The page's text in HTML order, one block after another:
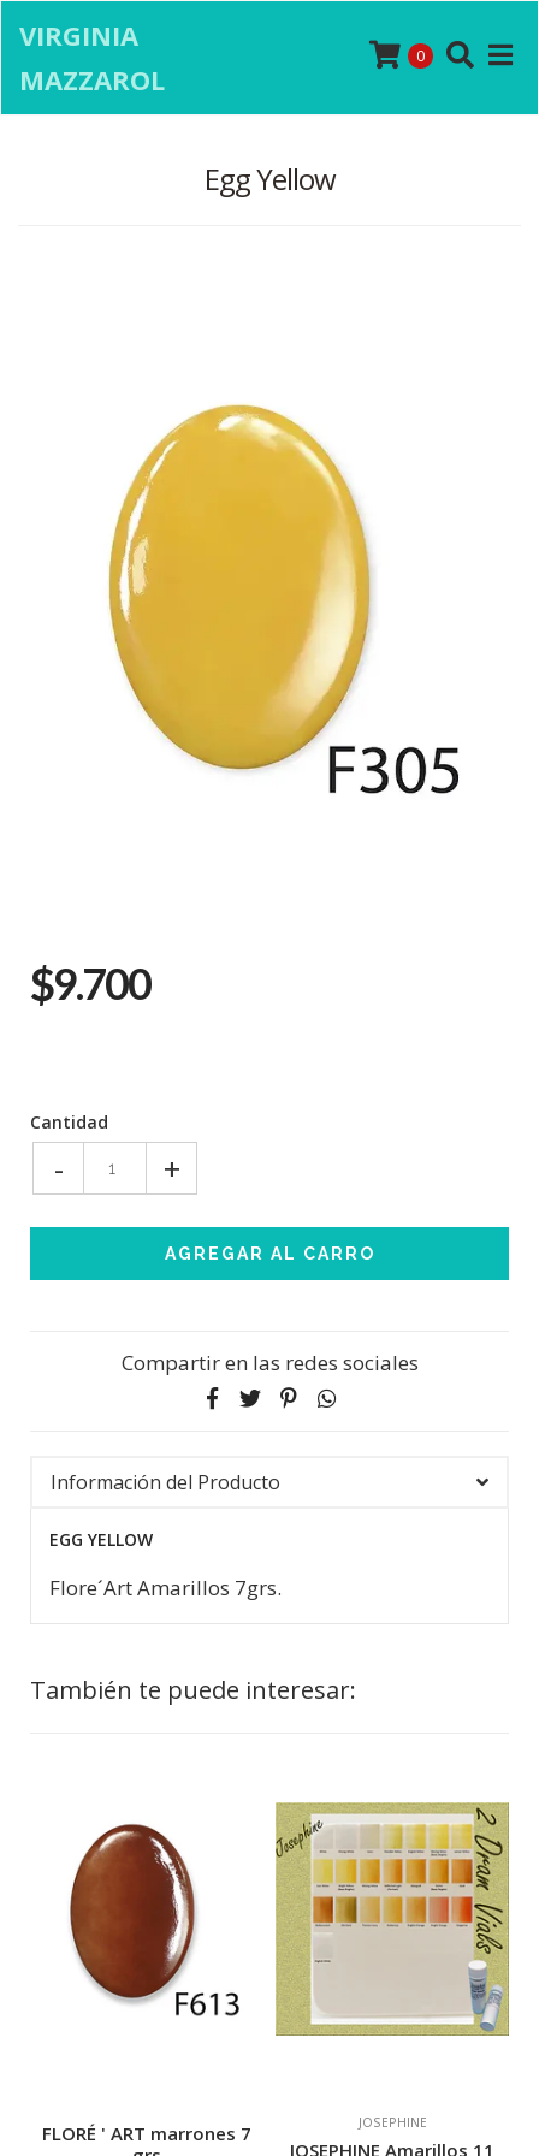
VIRGINIA
MAZZAROL
0
Egg Yellow
$9.700
Cantidad
- +
Compartir en las redes sociales
Información del Producto
EGG YELLOW
Flore´Art Amarillos 7grs.
También te puede interesar:
FLORÉ ' ART marrones 7
JOSEPHINE
JOSEPHINE Amarillos 11